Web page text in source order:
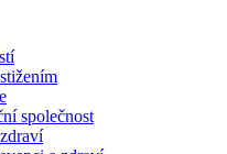
společnost